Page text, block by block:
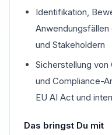
Identifikation,
und Stakeholdern
Sicherstellung
und Compliance-
EU AI Act und
Das bringst Du mit